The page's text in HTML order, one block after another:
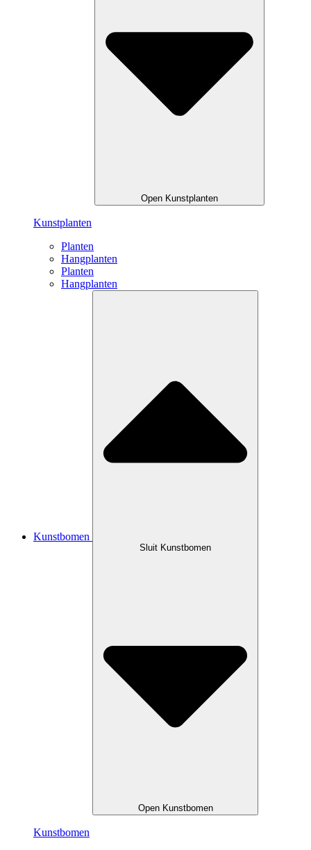
Open Kunstplanten
Kunstplanten
Planten
Hangplanten
Planten
Hangplanten
Kunstbomen
Sluit Kunstbomen
Open Kunstbomen
Kunstbomen